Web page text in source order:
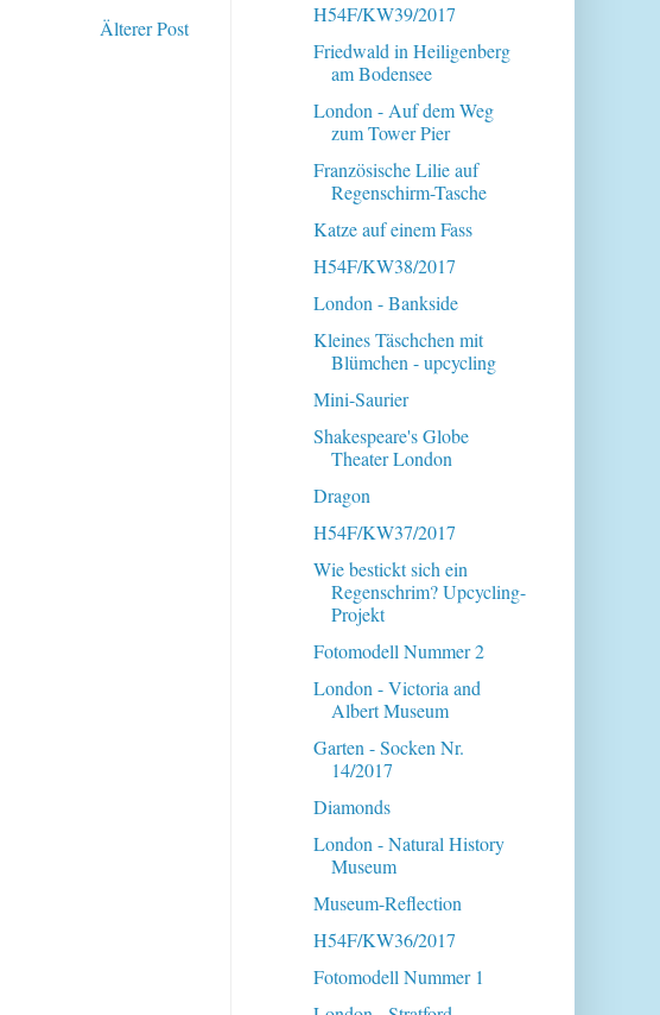
Älterer Post
H54F/KW39/2017
Friedwald in Heiligenberg
am Bodensee
London - Auf dem Weg
zum Tower Pier
Französische Lilie auf
Regenschirm-Tasche
Katze auf einem Fass
H54F/KW38/2017
London - Bankside
Kleines Täschchen mit
Blümchen - upcycling
Mini-Saurier
Shakespeare's Globe
Theater London
Dragon
H54F/KW37/2017
Wie bestickt sich ein
Regenschrim? Upcycling-
Projekt
Fotomodell Nummer 2
London - Victoria and
Albert Museum
Garten - Socken Nr.
14/2017
Diamonds
London - Natural History
Museum
Museum-Reflection
H54F/KW36/2017
Fotomodell Nummer 1